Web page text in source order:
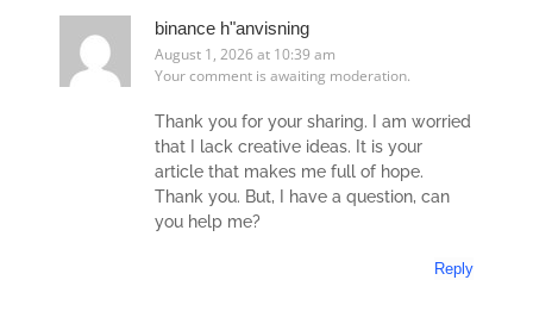
binance h"anvisning
August 1, 2026 at 10:39 am
Your comment is awaiting moderation.
Thank you for your sharing. I am worried
that I lack creative ideas. It is your
article that makes me full of hope.
Thank you. But, I have a question, can
you help me?
Reply